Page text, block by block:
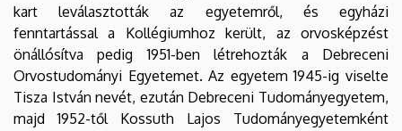
kart leválasztották az egyetemről, és egyházi
fenntartással a Kollégiumhoz került, az orvosképzést
önállósítva pedig 1951-ben létrehozták a Debreceni
Orvostudományi Egyetemet. Az egyetem 1945-ig viselte
Tisza István nevét, ezután Debreceni Tudományegyetem,
majd 1952-től Kossuth Lajos Tudományegyetemként